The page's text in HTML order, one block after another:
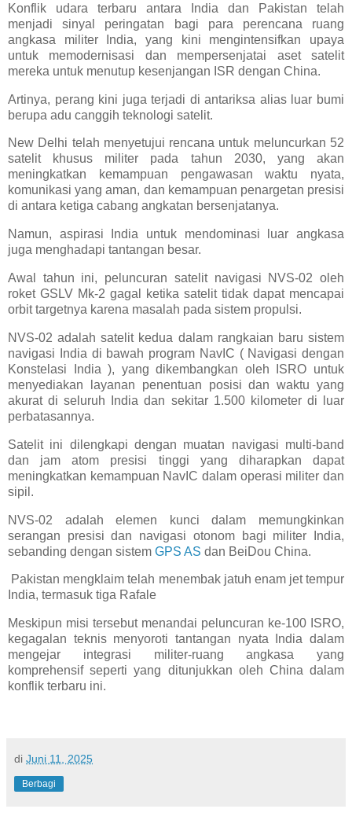
Konflik udara terbaru antara India dan Pakistan telah
menjadi sinyal peringatan bagi para perencana ruang
angkasa militer India, yang kini mengintensifkan upaya
untuk memodernisasi dan mempersenjatai aset satelit
mereka untuk menutup kesenjangan ISR dengan China.
Artinya, perang kini juga terjadi di antariksa alias luar bumi
berupa adu canggih teknologi satelit.
New Delhi telah menyetujui rencana untuk meluncurkan 52
satelit khusus militer pada tahun 2030, yang akan
meningkatkan kemampuan pengawasan waktu nyata,
komunikasi yang aman, dan kemampuan penargetan presisi
di antara ketiga cabang angkatan bersenjatanya.
Namun, aspirasi India untuk mendominasi luar angkasa
juga menghadapi tantangan besar.
Awal tahun ini, peluncuran satelit navigasi NVS-02 oleh
roket GSLV Mk-2 gagal ketika satelit tidak dapat mencapai
orbit targetnya karena masalah pada sistem propulsi.
NVS-02 adalah satelit kedua dalam rangkaian baru sistem
navigasi India di bawah program NavIC ( Navigasi dengan
Konstelasi India ), yang dikembangkan oleh ISRO untuk
menyediakan layanan penentuan posisi dan waktu yang
akurat di seluruh India dan sekitar 1.500 kilometer di luar
perbatasannya.
Satelit ini dilengkapi dengan muatan navigasi multi-band
dan jam atom presisi tinggi yang diharapkan dapat
meningkatkan kemampuan NavIC dalam operasi militer dan
sipil.
NVS-02 adalah elemen kunci dalam memungkinkan
serangan presisi dan navigasi otonom bagi militer India,
sebanding dengan sistem GPS AS dan BeiDou China.
Pakistan mengklaim telah menembak jatuh enam jet tempur
India, termasuk tiga Rafale
Meskipun misi tersebut menandai peluncuran ke-100 ISRO,
kegagalan teknis menyoroti tantangan nyata India dalam
mengejar integrasi militer-ruang angkasa yang
komprehensif seperti yang ditunjukkan oleh China dalam
konflik terbaru ini.
di Juni 11, 2025
Berbagi